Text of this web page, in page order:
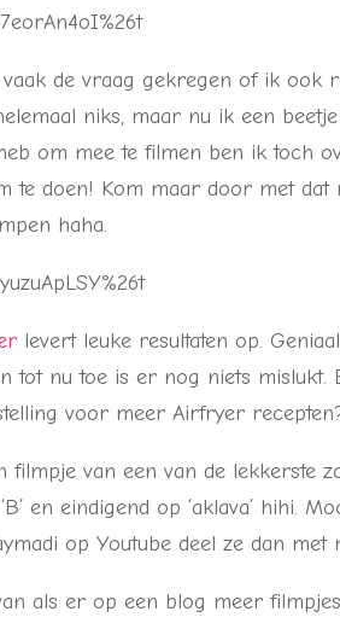
de vraag gekregen of ik ook
niks, maar nu ik een
om mee te filmen ben ik toch
te doen! Kom maar door met dat
haha.
levert leuke resultaten op.
tot nu toe is er nog niets mislukt.
voor meer Airfryer
filmpje van een van de lekkerste
en eindigend op ‘aklava’ hihi.
op Youtube deel ze dan met
als er op een blog meer